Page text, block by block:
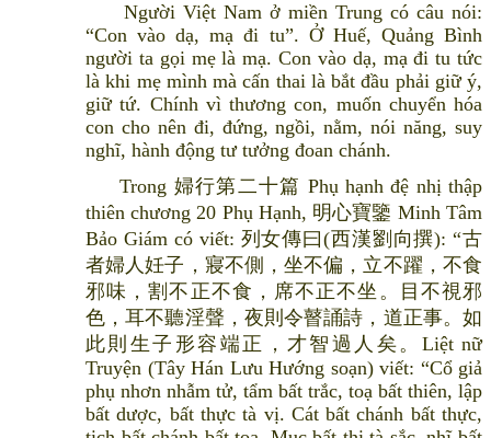
Người Việt Nam ở miền Trung có câu nói:
“Con vào dạ, mạ đi tu”. Ở Huế, Quảng Bình
người ta gọi mẹ là mạ. Con vào dạ, mạ đi tu tức
là khi mẹ mình mà cấn thai là bắt đầu phải giữ ý,
giữ tứ. Chính vì thương con, muốn chuyển hóa
con cho nên đi, đứng, ngồi, nằm, nói năng, suy
nghĩ, hành động tư tưởng đoan chánh.
Trong 婦行第二十篇 Phụ hạnh đệ nhị thập
thiên chương 20 Phụ Hạnh, 明心寶鑒 Minh Tâm
Bảo Giám có viết: 列女傳曰(西漢劉向撰): “古
者婦人妊子，寢不側，坐不偏，立不躍，不食
邪味，割不正不食，席不正不坐。目不視邪
色，耳不聽淫聲，夜則令瞽誦詩，道正事。如
此則生子形容端正，才智過人矣。Liệt nữ
Truyện (Tây Hán Lưu Hướng soạn) viết: “Cổ giả
phụ nhơn nhẫm tử, tẩm bất trắc, toạ bất thiên, lập
bất dược, bất thực tà vị. Cát bất chánh bất thực,